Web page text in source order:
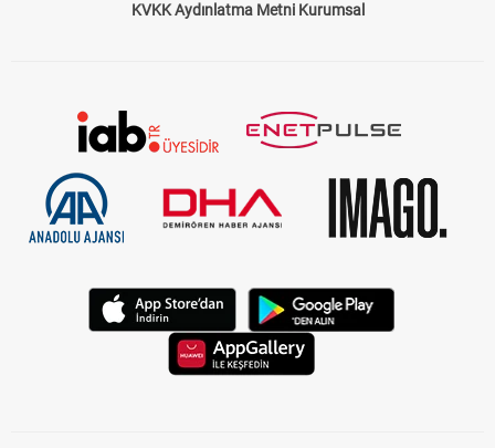
KVKK Aydınlatma Metni Kurumsal